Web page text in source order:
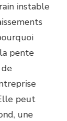
instable
pente
peut
une